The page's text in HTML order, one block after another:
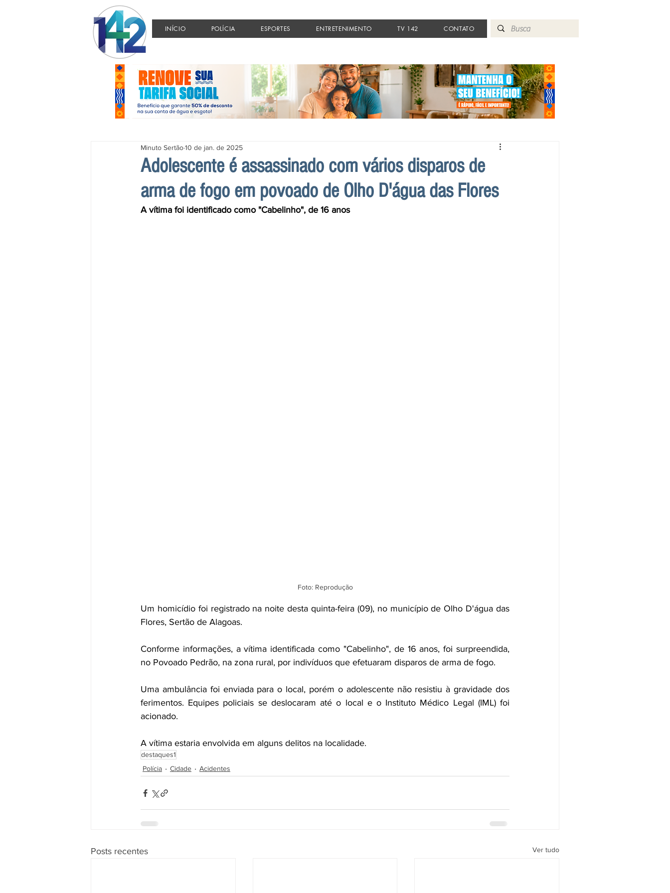
INÍCIO POLÍCIA ESPORTES ENTRETENIMENTO TV 142 CONTATO
Adolescente é assassinado com vários disparos de
arma de fogo em povoado de Olho D'água das Flores
Minuto Sertão10 de jan. de 2025
A vítima foi identificado como "Cabelinho", de 16 anos
Foto: Reprodução
Um homicídio foi registrado na noite desta quinta-feira (09), no município de Olho D'água das
Flores, Sertão de Alagoas.
Conforme informações, a vítima identificada como "Cabelinho", de 16 anos, foi surpreendida,
no Povoado Pedrão, na zona rural, por indivíduos que efetuaram disparos de arma de fogo.
Uma ambulância foi enviada para o local, porém o adolescente não resistiu à gravidade dos
ferimentos. Equipes policiais se deslocaram até o local e o Instituto Médico Legal (IML) foi
acionado.
A vítima estaria envolvida em alguns delitos na localidade.
destaques1
Polícia
Cidade Acidentes
Posts recentes Ver tudo